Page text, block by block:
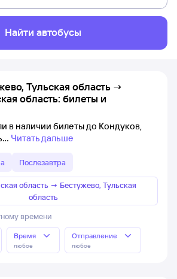
Найти автобусы
Тульская область →
область: билеты и
в наличии билеты до Кондуков,
Читать дальше
Послезавтра
область → Бестужево, Тульская
область
времени
Время
любое
Отправление
любое